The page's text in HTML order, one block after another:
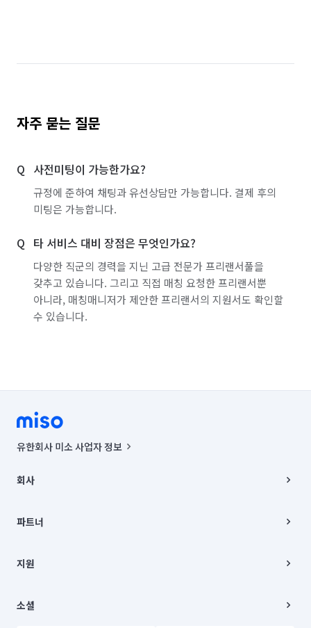
자주 묻는 질문
사전미팅이 가능한가요?
규정에 준하여 채팅과 유선상담만 가능합니다. 결제 후의
미팅은 가능합니다.
타 서비스 대비 장점은 무엇인가요?
다양한 직군의 경력을 지닌 고급 전문가 프리랜서풀을
갖추고 있습니다. 그리고 직접 매칭 요청한 프리랜서뿐
아니라, 매칭매니저가 제안한 프리랜서의 지원서도 확인할
수 있습니다.
유한회사 미소 사업자 정보
00019 |
주소 | 본사: 서울특별시 종로구 율곡로 6(중학동, 트윈트리빌딩) B동 5층
컨택센터 : 서울특별시 종로구 수송동 율곡로 24, 7층, 8층 미소
상품, 상품정보, 거래에 관한 의무와 책임은 거래당사자에게 있습니다.
언론 보도 관련 문의:
© 유한회사 미소. Miso, Inc. All Rights Reserved.
회사
채용
파트너
이사
지원
이용약관
소셜